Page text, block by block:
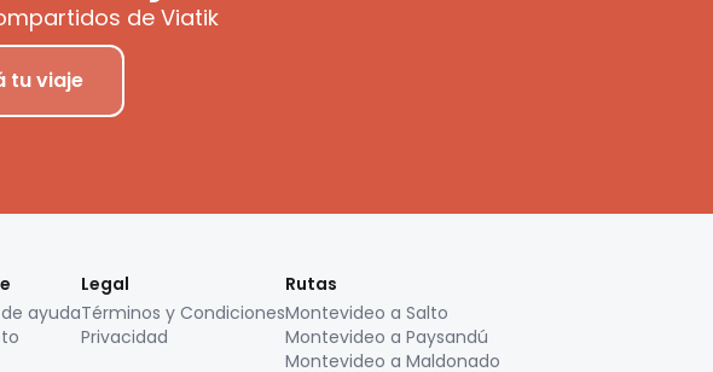
de Viatik
tu viaje
ayuda
Legal
Términos y Condiciones
Privacidad
Rutas
Montevideo a Salto
Montevideo a Paysandú
Montevideo a Maldonado